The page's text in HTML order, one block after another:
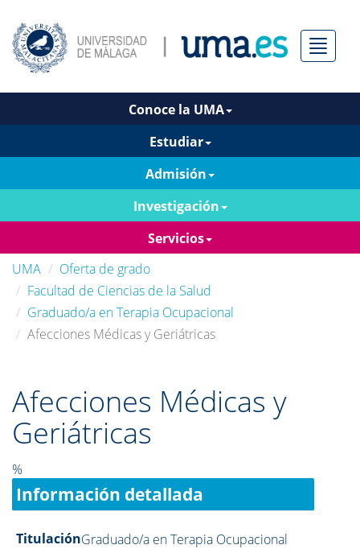
Menú
Conoce la UMA
Estudiar
Admisión
Investigación
Servicios
UMA
Oferta de grado
Facultad de Ciencias de la Salud
Graduado/a en Terapia Ocupacional
Afecciones Médicas y Geriátricas
Afecciones Médicas y
Geriátricas
%
Información detallada
TitulaciónGraduado/a en Terapia Ocupacional